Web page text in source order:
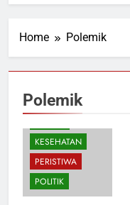
Home Polemik
Polemik
EKONOMI
KESEHATAN
PERISTIWA
POLITIK